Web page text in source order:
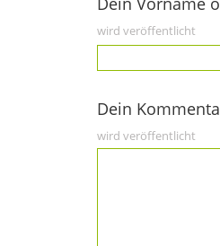
wird veröffentlicht
Dein
wird veröffentlicht